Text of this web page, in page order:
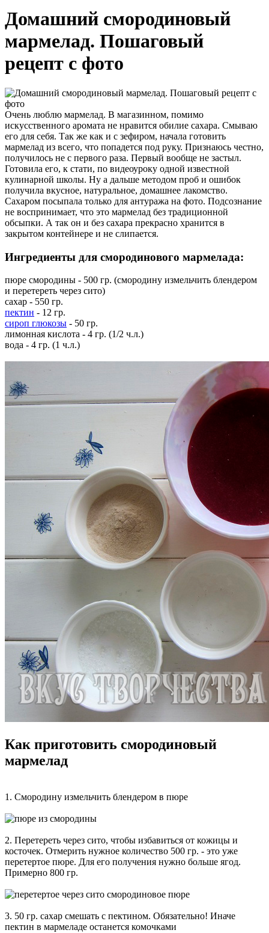
Домашний смородиновый
мармелад. Пошаговый
рецепт с фото
Очень люблю мармелад. В магазинном, помимо
искусственного аромата не нравится обилие сахара. Смываю
его для себя. Так же как и с зефиром, начала готовить
мармелад из всего, что попадется под руку. Признаюсь честно,
получилось не с первого раза. Первый вообще не застыл.
Готовила его, к стати, по видеоуроку одной известной
кулинарной школы. Ну а дальше методом проб и ошибок
получила вкусное, натуральное, домашнее лакомство.
Сахаром посыпала только для антуража на фото. Подсознание
не воспринимает, что это мармелад без традиционной
обсыпки. А так он и без сахара прекрасно хранится в
закрытом контейнере и не слипается.
Ингредиенты для смородинового мармелада:
пюре смородины - 500 гр. (смородину измельчить блендером
и перетереть через сито)
сахар - 550 гр.
пектин - 12 гр.
сироп глюкозы - 50 гр.
лимонная кислота - 4 гр. (1/2 ч.л.)
вода - 4 гр. (1 ч.л.)
Как приготовить смородиновый
мармелад
1. Смородину измельчить блендером в пюре
2. Перетереть через сито, чтобы избавиться от кожицы и
косточек. Отмерить нужное количество 500 гр. - это уже
перетертое пюре. Для его получения нужно больше ягод.
Примерно 800 гр.
3. 50 гр. сахар смешать с пектином. Обязательно! Иначе
пектин в мармеладе останется комочками